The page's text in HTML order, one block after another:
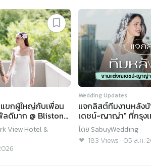
ขกผู้ใหญ่กับเพื่อน
ดีมาก @ Bliston
& Serviced
View Hotel &
Wedding Updates
แจกลิสต์ทีมงานหลัง
เดชน์-ญาญ่า" ที่กรุง
โดย SabuyWedding
183 Views · 05 ส.ค.